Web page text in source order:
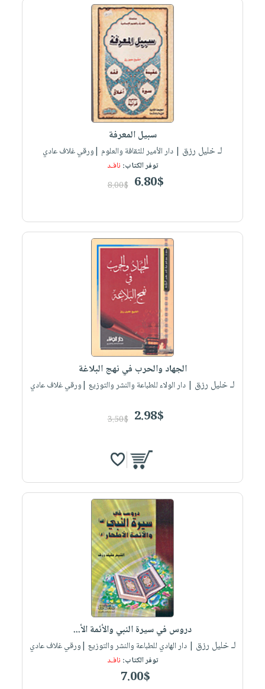
سبيل المعرفة
لـ خليل رزق | دار الأمير للثقافة والعلوم |ورقي غلاف عادي
توفر الكتاب: نافـد
6.80$
8.00$
الجهاد والحرب في نهج البلاغة
لـ خليل رزق | دار الولاء للطباعة والنشر والتوزيع |ورقي غلاف عادي
2.98$
3.50$
دروس في سيرة النبي والأئمة الأ...
لـ خليل رزق | دار الهادي للطباعة والنشر والتوزيع |ورقي غلاف عادي
توفر الكتاب: نافـد
7.00$